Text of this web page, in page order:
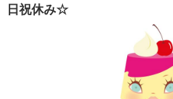
日祝休み☆